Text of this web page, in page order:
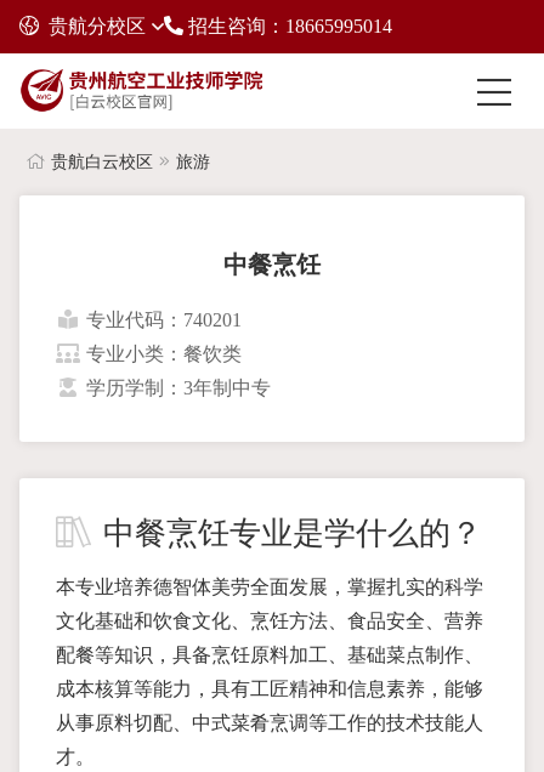
贵航分校区 招生咨询：18665995014
贵航白云校区 旅游
中餐烹饪
专业代码：740201
专业小类：餐饮类
学历学制：3年制中专
中餐烹饪专业是学什么的？
本专业培养德智体美劳全面发展，掌握扎实的科学
文化基础和饮食文化、烹饪方法、食品安全、营养
配餐等知识，具备烹饪原料加工、基础菜点制作、
成本核算等能力，具有工匠精神和信息素养，能够
从事原料切配、中式菜肴烹调等工作的技术技能人
才。